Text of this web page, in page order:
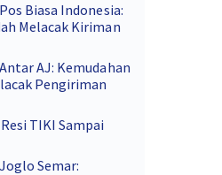
Biasa Indonesia:
Melacak Kiriman
AJ: Kemudahan
Pengiriman
TIKI Sampai
Semar: